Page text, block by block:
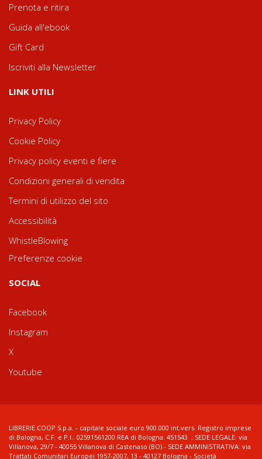
Prenota e ritira
Guida all'ebook
Gift Card
Iscriviti alla Newsletter
LINK UTILI
Privacy Policy
Cookie Policy
Privacy policy eventi e fiere
Condizioni generali di vendita
Termini di utilizzo del sito
Accessibilità
WhistleBlowing
Preferenze cookie
SOCIAL
Facebook
Instagram
X
Youtube
LIBRERIE.COOP S.p.a. - capitale sociale euro 900.000 int.vers. Registro imprese
di Bologna, C.F. e P.I.: 02591561200 REA di Bologna: 451543 ; SEDE LEGALE: via
Villanova, 29/7 - 40055 Villanova di Castenaso (BO) - SEDE AMMINISTRATIVA: via
Trattati Comunitari Europei 1957-2007, 13 - 40127 Bologna - Società